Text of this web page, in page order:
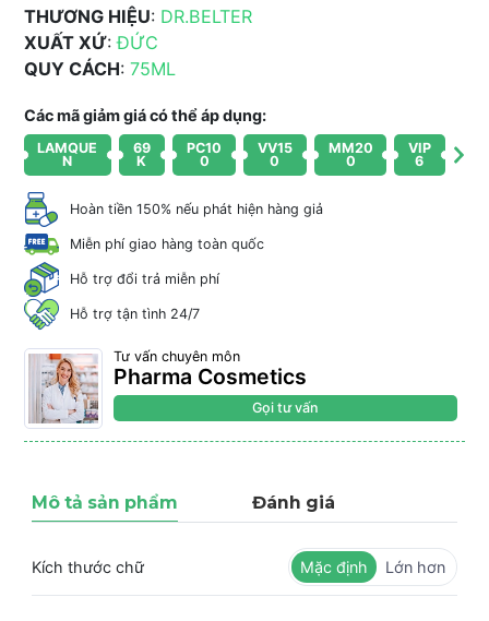
THƯƠNG HIỆU: DR.BELTER
XUẤT XỨ:ĐỨC
QUY CÁCH: 75ML
Các mã giảm giá có thể áp dụng:
LAMQUE
N
69
K
PC10
0
VV15
0
MM20
0
VIP
6
Hoàn tiền 150% nếu phát hiện hàng giả
Miễn phí giao hàng toàn quốc
Hỗ trợ đổi trả miễn phí
Hỗ trợ tận tình 24/7
Tư vấn chuyên môn
Pharma Cosmetics
Gọi tư vấn
Mô tả sản phẩm Đánh giá
Kích thước chữ Mặc định Lớn hơn